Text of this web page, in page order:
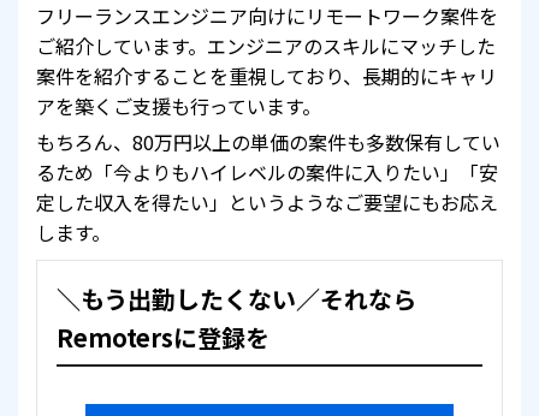
フリーランスエンジニア向けにリモートワーク案件を
ご紹介しています。エンジニアのスキルにマッチした
案件を紹介することを重視しており、長期的にキャリ
アを築くご支援も行っています。
もちろん、80万円以上の単価の案件も多数保有してい
るため「今よりもハイレベルの案件に入りたい」「安
定した収入を得たい」というようなご要望にもお応え
します。
＼もう出勤したくない／それなら
Remotersに登録を